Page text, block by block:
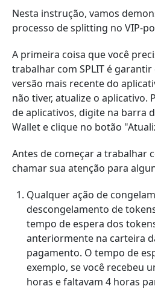
Nesta instrução, vamos
processo de splitting no VIP-
A primeira coisa que você
trabalhar com SPLIT é garantir
versão mais recente do
não tiver, atualize o aplicativo.
de aplicativos, digite na barra
Wallet e clique no botão
Antes de começar a trabalhar
chamar sua atenção para
Qualquer ação de
descongelamento de
tempo de espera dos
anteriormente na carteira
pagamento. O tempo de
exemplo, se você recebeu
horas e faltavam 4 horas